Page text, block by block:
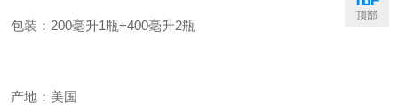
包装：200毫升1瓶+400毫升2瓶
产地：美国
顶部